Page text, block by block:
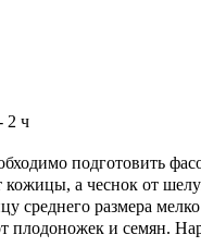
2 ч
подготовить
а чеснок от
среднего размера
плодоножек и семян.